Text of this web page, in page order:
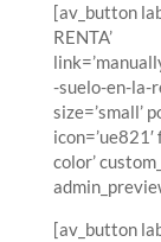
[av_button
RENTA’
-suelo-en-la-
size=’small’
color’
[av_button